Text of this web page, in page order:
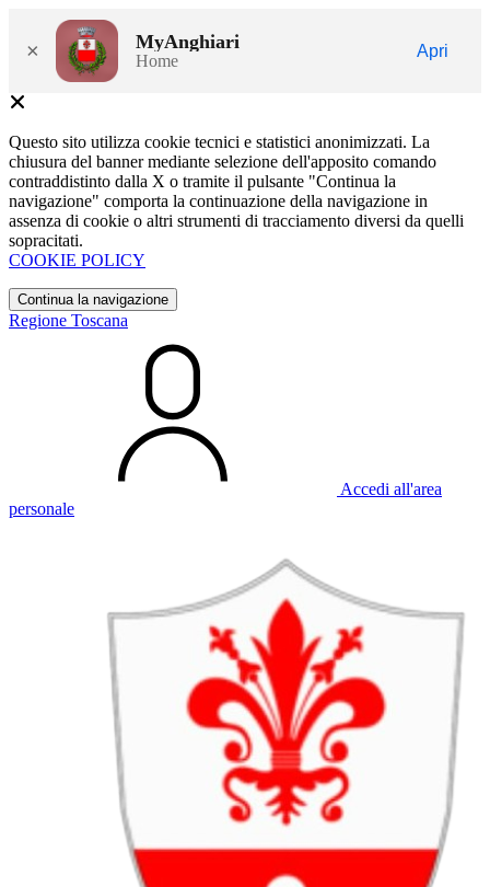
× MyAnghiari
Home
Apri
Questo sito utilizza cookie tecnici e statistici anonimizzati. La
chiusura del banner mediante selezione dell'apposito comando
contraddistinto dalla X o tramite il pulsante "Continua la
navigazione" comporta la continuazione della navigazione in
assenza di cookie o altri strumenti di tracciamento diversi da quelli
sopracitati.
COOKIE POLICY
Continua la navigazione
Regione Toscana
Accedi all'area
personale